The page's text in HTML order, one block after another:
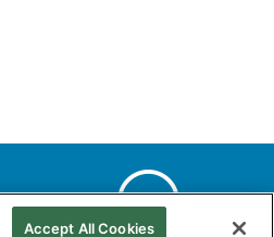
Gas natural
Accept All Cookies